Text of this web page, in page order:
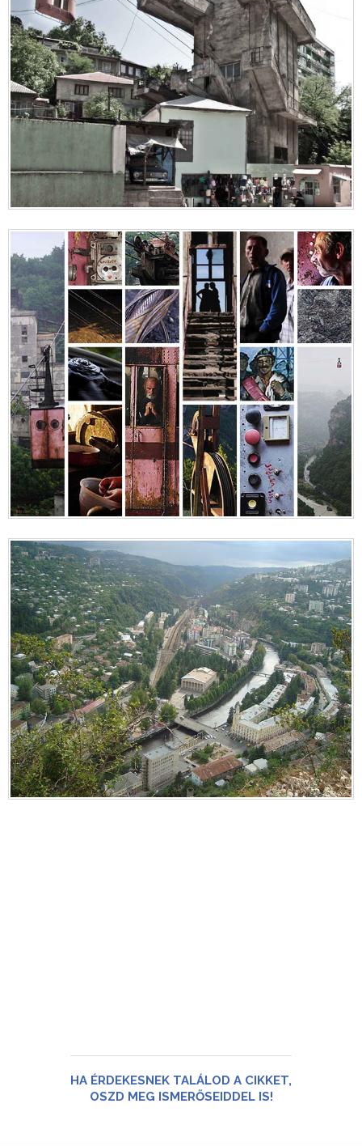
HA ÉRDEKESNEK TALÁLOD A CIKKET,
OSZD MEG ISMERŐSEIDDEL IS!